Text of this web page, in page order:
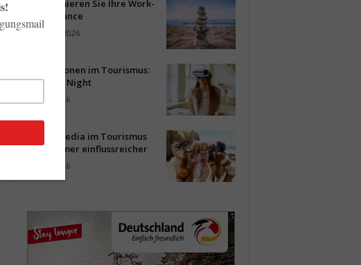
So optimieren Sie Ihre Work-
Life-Balance
3. August 2026
Innovationen im Tourismus:
Start-up Night
31. Juli 2026
Social Media im Tourismus
wird immer einflussreicher
30. Juli 2026